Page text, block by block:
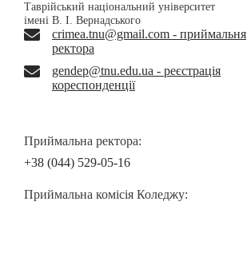
Таврійський національний університет
імені В. І. Вернадського
crimea.tnu@gmail.com - приймальня
ректора
gendep@tnu.edu.ua - реєстрація
кореспонденції
Приймальна ректора:
+38 (044) 529-05-16
Приймальна комісія Коледжу: